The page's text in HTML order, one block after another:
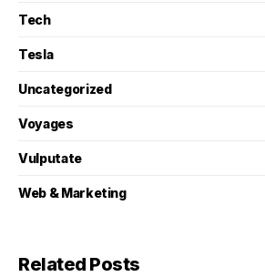
Tech
Tesla
Uncategorized
Voyages
Vulputate
Web & Marketing
Related Posts